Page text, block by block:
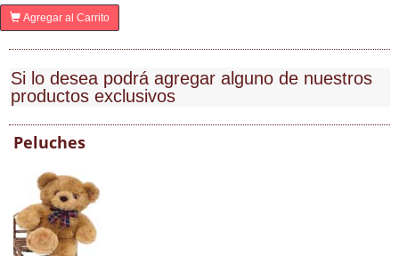
Agregar al Carrito
Si lo desea podrá agregar alguno de nuestros
productos exclusivos
Peluches